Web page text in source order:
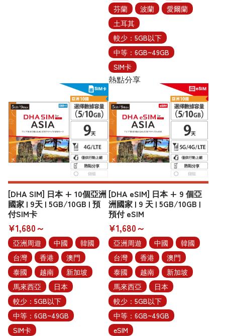
芬蘭
波蘭
愛爾蘭
土耳其
較少：5GB以下
中等：6GB~49GB
SIM卡
熱點分享
[DHA SIM] 日本 + 10個亞洲
國家 | 9天 | 5GB/10GB | 預
付SIM卡
¥1,680～
亞洲周遊 中國
韓國
台灣
香港
澳門
泰國
越南
新加坡
馬來西亞
日本
較少：5GB以下
中等：6GB~49GB
SIM卡
[DHA eSIM] 日本 + 9 個亞
洲國家 | 9 天 | 5GB/10GB |
預付 eSIM
¥1,680～
亞洲周遊 中國
韓國
台灣
香港
澳門
泰國
越南
新加坡
馬來西亞
日本
較少：5GB以下
中等：6GB~49GB
eSIM